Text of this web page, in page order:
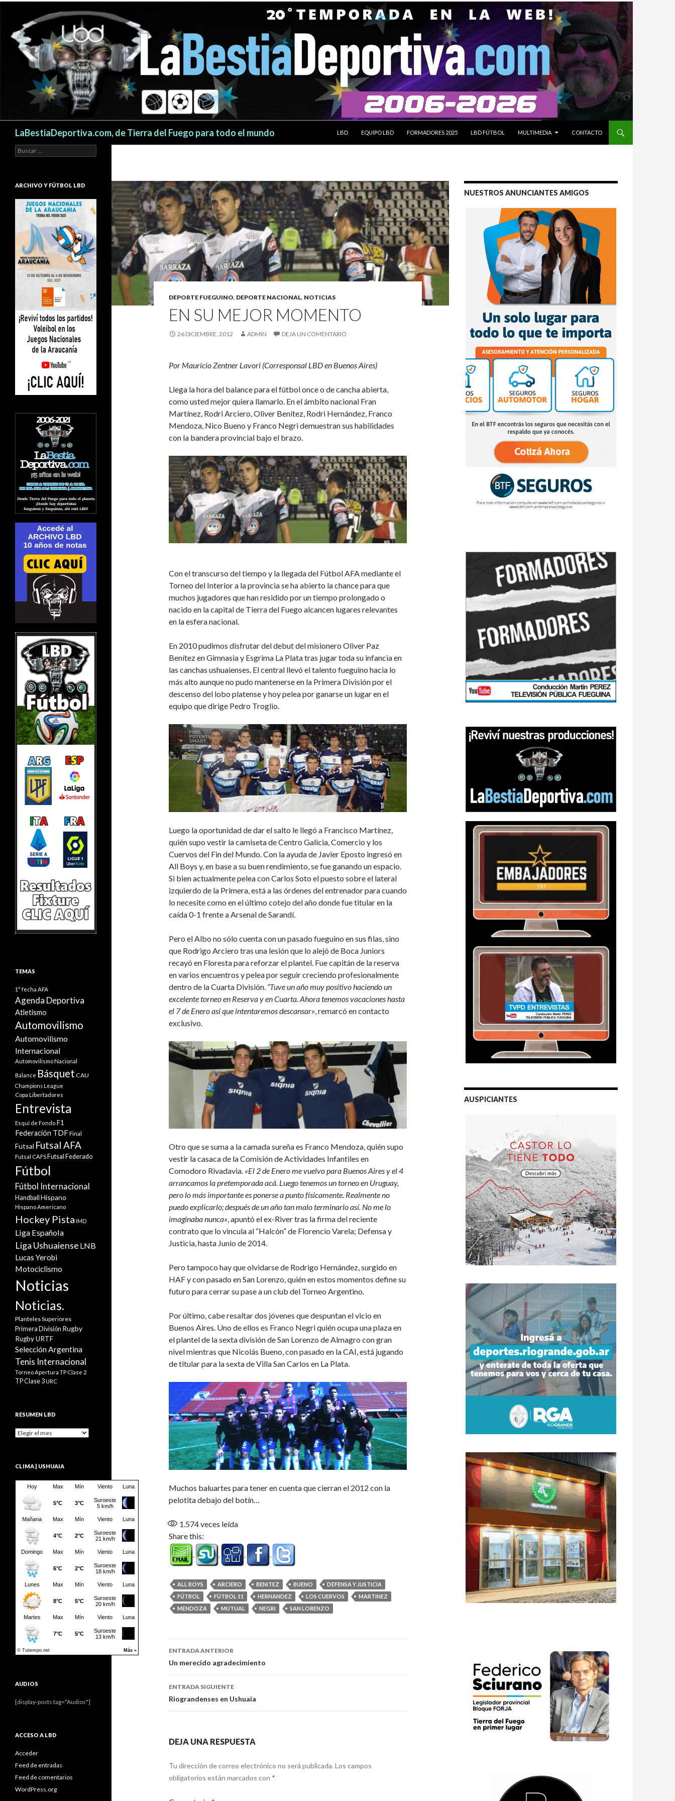
LaBestiaDeportiva.com, de Tierra del Fuego para todo el mundo
LBD
EQUIPO LBD FORMADORES 2025 LBD FÚTBOL MULTIMEDIA CONTACTO
DEPORTE FUEGUINO, DEPORTE NACIONAL, NOTICIAS
EN SU MEJOR MOMENTO
26 DICIEMBRE, 2012 ADMIN DEJA UN COMENTARIO
Por Mauricio Zentner Lavori (Corresponsal LBD en Buenos Aires)
Llega la hora del balance para el fútbol once o de cancha abierta,
como usted mejor quiera llamarlo. En el ámbito nacional Fran
Martínez, Rodri Arciero, Oliver Benítez, Rodri Hernández, Franco
Mendoza, Nico Bueno y Franco Negri demuestran sus habilidades
con la bandera provincial bajo el brazo.
Con el transcurso del tiempo y la llegada del Fútbol AFA mediante el
Torneo del Interior a la provincia se ha abierto la chance para que
muchos jugadores que han residido por un tiempo prolongado o
nacido en la capital de Tierra del Fuego alcancen lugares relevantes
en la esfera nacional.
En 2010 pudimos disfrutar del debut del misionero Oliver Paz
Benítez en Gimnasia y Esgrima La Plata tras jugar toda su infancia en
las canchas ushuaienses. El central llevó el talento fueguino hacia lo
más alto aunque no pudo mantenerse en la Primera División por el
descenso del lobo platense y hoy pelea por ganarse un lugar en el
equipo que dirige Pedro Troglio.
Luego la oportunidad de dar el salto le llegó a Francisco Martínez,
quién supo vestir la camiseta de Centro Galicia, Comercio y los
Cuervos del Fin del Mundo. Con la ayuda de Javier Eposto ingresó en
All Boys y, en base a su buen rendimiento, se fue ganando un espacio.
Si bien actualmente pelea con Carlos Soto el puesto sobre el lateral
izquierdo de la Primera, está a las órdenes del entrenador para cuando
lo necesite como en el último cotejo del año donde fue titular en la
caída 0-1 frente a Arsenal de Sarandí.
Pero el Albo no sólo cuenta con un pasado fueguino en sus filas, sino
que Rodrigo Arciero tras una lesión que lo alejó de Boca Juniors
recayó en Floresta para reforzar el plantel. Fue capitán de la reserva
en varios encuentros y pelea por seguir creciendo profesionalmente
dentro de la Cuarta División. “Tuve un año muy positivo haciendo un
excelente torneo en Reserva y en Cuarta. Ahora tenemos vacaciones hasta
el 7 de Enero así que intentaremos descansar», remarcó en contacto
exclusivo.
Otro que se suma a la camada sureña es Franco Mendoza, quién supo
vestir la casaca de la Comisión de Actividades Infantiles en
Comodoro Rivadavia. «El 2 de Enero me vuelvo para Buenos Aires y el 4
arrancamos la pretemporada acá. Luego tenemos un torneo en Uruguay,
pero lo más importante es ponerse a punto físicamente. Realmente no
puedo explicarlo; después de un año tan malo terminarlo así. No me lo
imaginaba nunca», apuntó el ex-River tras la firma del reciente
contrato que lo vincula al “Halcón” de Florencio Varela; Defensa y
Justicia, hasta Junio de 2014.
Pero tampoco hay que olvidarse de Rodrigo Hernández, surgido en
HAF y con pasado en San Lorenzo, quién en estos momentos define su
futuro para cerrar su pase a un club del Torneo Argentino.
Por último, cabe resaltar dos jóvenes que despuntan el vicio en
Buenos Aires. Uno de ellos es Franco Negri quién ocupa una plaza en
el plantel de la sexta división de San Lorenzo de Almagro con gran
nivel mientras que Nicolás Bueno, con pasado en la CAI, está jugando
de titular para la sexta de Villa San Carlos en La Plata.
Muchos baluartes para tener en cuenta que cierran el 2012 con la
pelotita debajo del botín…
1.574veces leída
Share this:
ALL BOYS ARCIERO BENITEZ BUENO
DEFENSA Y JUSTICIA
FÚTBOL
FÚTBOL 11 HERNANDEZ LOS CUERVOS
MARTINEZ
MENDOZA
MUTUAL NEGRI SAN LORENZO
Navegación
de
entradas
ENTRADA ANTERIOR
Un merecido agradecimiento
ENTRADA SIGUIENTE
Riograndenses en Ushuaia
DEJA UNA RESPUESTA
Tu dirección de correo electrónico no será publicada. Los campos
obligatorios están marcados con *
NUESTROS ANUNCIANTES AMIGOS
AUSPICIANTES
Buscar:
ARCHIVO Y FÚTBOL LBD
TEMAS
1° fecha AFA
Agenda Deportiva
Atletismo
Automovilismo
Automovilismo
Internacional
Automovilismo Nacional
Balance Básquet CAU
Champions League
Copa Libertadores
Entrevista
Esquí de Fondo F1
Federación TDF Final
Futsal Futsal AFA
Futsal CAFS Futsal Federado
Fútbol
Fútbol Internacional
Handball Hispano
Hispano Americano
Hockey Pista IMD
Liga Española
Liga Ushuaiense LNB
Lucas Yerobi
Motociclismo
Noticias
Noticias.
Planteles Superiores
Primera División Rugby
Rugby URTF
Selección Argentina
Tenis Internacional
Torneo Apertura TP Clase 2
TP Clase 3URC
RESUMEN LBD
Resumen
CLIMA | USHUAIA
AUDIOS
[display-posts tag="Audios"]
ACCESO A LBD
Acceder
Feed de entradas
Feed de comentarios
WordPress.org